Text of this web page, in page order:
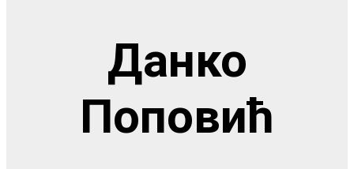
Данко
Поповић